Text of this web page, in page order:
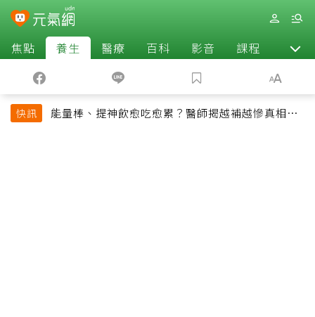
焦點 養生 醫療 百科 影音 課程 退休
快訊
能量棒、提神飲愈吃愈累？醫師揭越補越慘真相：